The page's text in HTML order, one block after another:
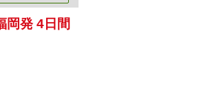
岡発 4日間